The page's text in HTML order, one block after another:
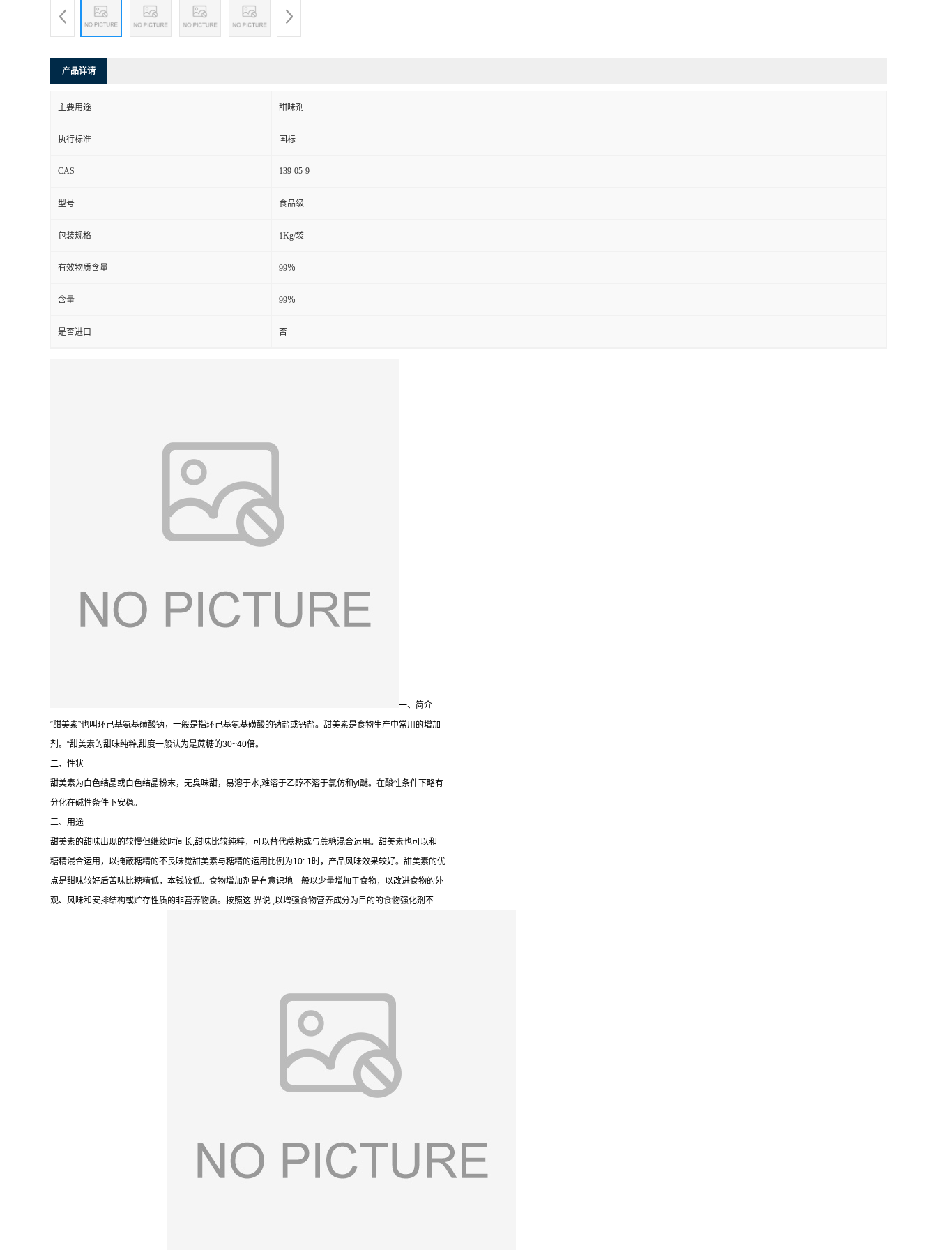
产品详请
主要用途 甜味剂
执行标准 国标
CAS 139-05-9
型号 食品级
包装规格 1Kg/袋
有效物质含量 99％
含量 99％
是否进口 否
一、简介
“甜美素”也叫环己基氨基磺酸钠，一般是指环己基氨基磺酸的钠盐或钙盐。甜美素是食物生产中常用的增加
剂。“甜美素的甜味纯粹,甜度一般认为是蔗糖的30~40倍。
二、性状
甜美素为白色结晶或白色结晶粉末，无臭味甜，易溶于水,难溶于乙醇不溶于氯仿和yi醚。在酸性条件下略有
分化在碱性条件下安稳。
三、用途
甜美素的甜味出现的较慢但继续时间长,甜味比较纯粹，可以替代蔗糖或与蔗糖混合运用。甜美素也可以和
糖精混合运用，以掩蔽糖精的不良味觉甜美素与糖精的运用比例为10: 1时，产品风味效果较好。甜美素的优
点是甜味较好后苦味比糖精低，本钱较低。食物增加剂是有意识地一般以少量增加于食物，以改进食物的外
观、风味和安排结构或贮存性质的非营养物质。按照这-界说 ,以增强食物营养成分为目的的食物强化剂不